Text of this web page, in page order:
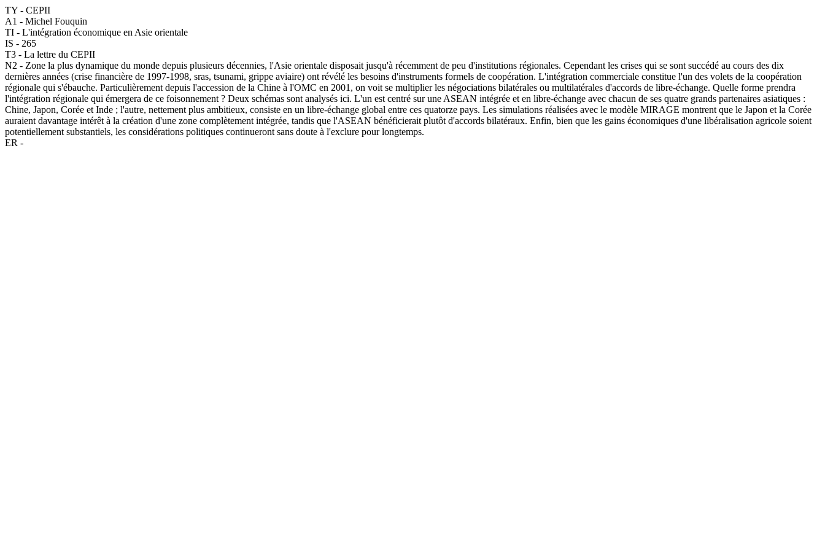
TY - CEPII
A1 - Michel Fouquin
TI - L'intégration économique en Asie orientale
IS - 265
T3 - La lettre du CEPII
N2 - Zone la plus dynamique du monde depuis plusieurs décennies, l'Asie orientale disposait jusqu'à récemment de peu d'institutions régionales. Cependant les crises qui se sont succédé au cours des dix
dernières années (crise financière de 1997-1998, sras, tsunami, grippe aviaire) ont révélé les besoins d'instruments formels de coopération. L'intégration commerciale constitue l'un des volets de la coopération
régionale qui s'ébauche. Particulièrement depuis l'accession de la Chine à l'OMC en 2001, on voit se multiplier les négociations bilatérales ou multilatérales d'accords de libre-échange. Quelle forme prendra
l'intégration régionale qui émergera de ce foisonnement ? Deux schémas sont analysés ici. L'un est centré sur une ASEAN intégrée et en libre-échange avec chacun de ses quatre grands partenaires asiatiques :
Chine, Japon, Corée et Inde ; l'autre, nettement plus ambitieux, consiste en un libre-échange global entre ces quatorze pays. Les simulations réalisées avec le modèle MIRAGE montrent que le Japon et la Corée
auraient davantage intérêt à la création d'une zone complètement intégrée, tandis que l'ASEAN bénéficierait plutôt d'accords bilatéraux. Enfin, bien que les gains économiques d'une libéralisation agricole soient
potentiellement substantiels, les considérations politiques continueront sans doute à l'exclure pour longtemps.
ER -